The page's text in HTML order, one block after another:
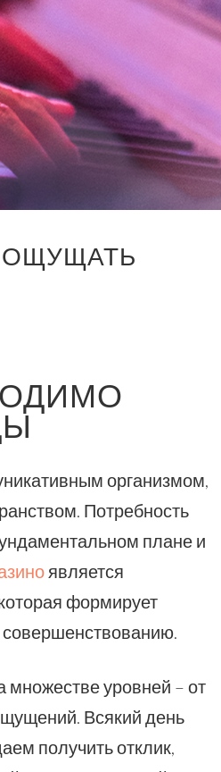
организмом,
Потребность
плане и
является
формирует
совершенствованию.
уровней – от
Всякий день
получить отклик,